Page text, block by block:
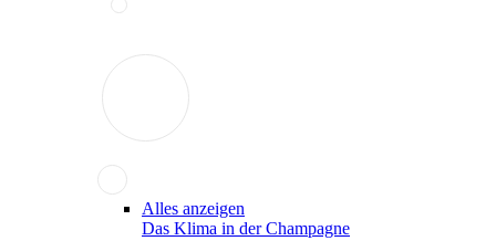
Alles anzeigen
Das Klima in der Champagne